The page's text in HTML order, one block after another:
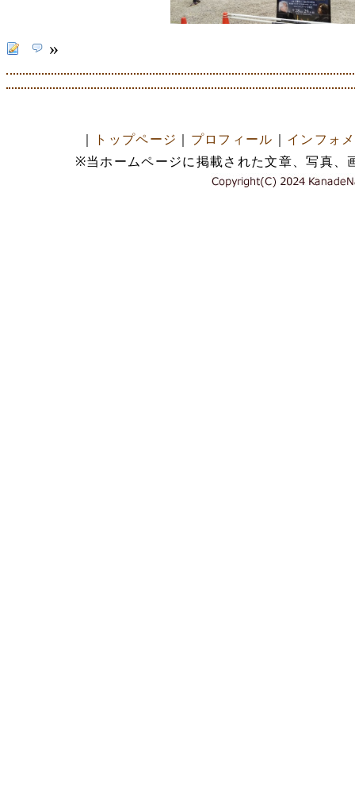
»
トップページ プロフィール
インフォ
※当ホームページに掲載された文章、写真、